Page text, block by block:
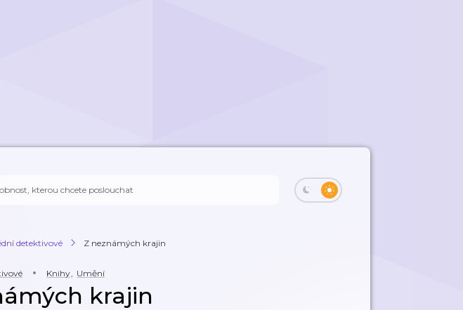
detektivové Z neznámých krajin
Knihy, Umění
krajin